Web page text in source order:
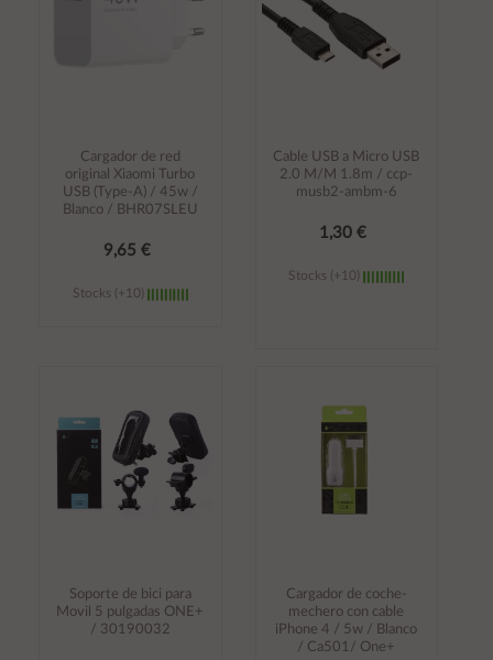
Cargador de red
original Xiaomi Turbo
USB (Type-A) / 45w /
Blanco / BHR07SLEU
9,65 €
Stocks (+10)
Cable USB a Micro USB
2.0 M/M 1.8m / ccp-
musb2-ambm-6
1,30 €
Stocks (+10)
carrito
Soporte de bici para
Movil 5 pulgadas ONE+
/ 30190032
Cargador de coche-
mechero con cable
iPhone 4 / 5w / Blanco
/ Ca501/ One+